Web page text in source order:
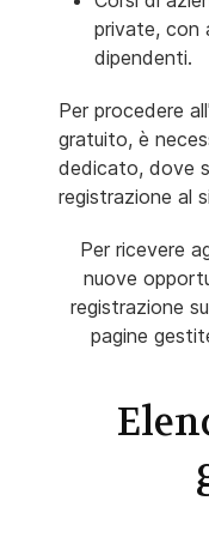
private, con
dipendenti.
Per procedere
gratuito, è
dedicato, dove
registrazione al
Per ricevere
nuove
registrazione
pagine